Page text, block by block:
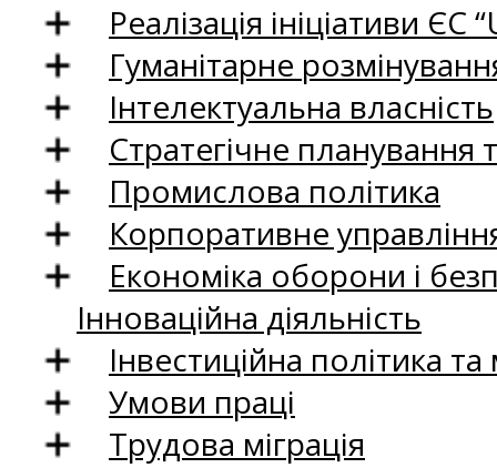
Реалізація ініціативи ЄС
Гуманітарне
Інтелектуальна власність
Стратегічне
Промислова політика
Корпоративне
Економіка оборони і
Інноваційна діяльність
Інвестиційна політика
Умови праці
Трудова міграція